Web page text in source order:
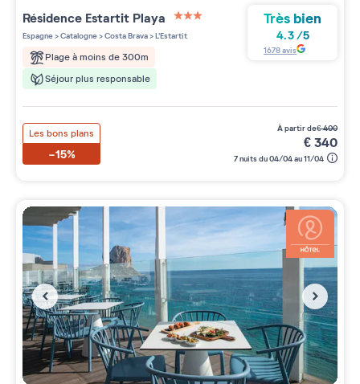
Résidence Estartit Playa
3 étoiles sur 5
Espagne>Catalogne>Costa Brava>L'Estartit
Plage à moins de 300m
Séjour plus responsable
Très bien
4.3/5
1678avis
Les bons plans
-15%
à partir de€400
€340
7 nuits du 04/04 au 11/04